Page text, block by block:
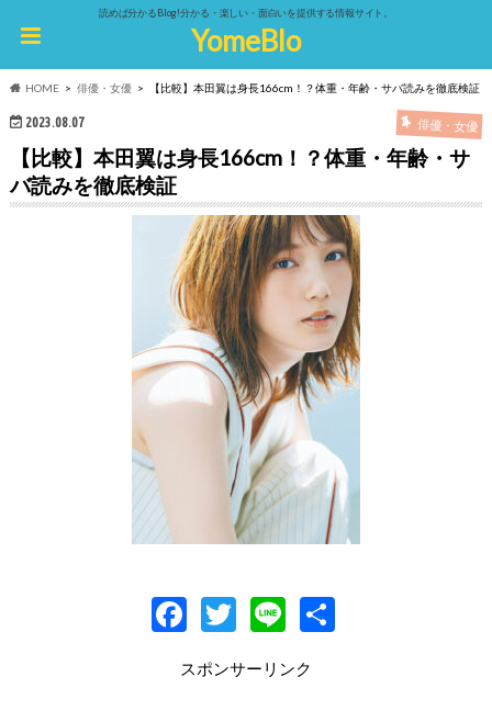
読めば分かるBlog!分かる・楽しい・面白いを提供する情報サイト。
YomeBlo
HOME 俳優・女優 【比較】本田翼は身長166cm！？体重・年齢・サバ読みを徹底検証
2023.08.07 俳優・女優
【比較】本田翼は身長166cm！？体重・年齢・サ
バ読みを徹底検証
F
e
T
itt
Li
e
共
スポンサーリンク